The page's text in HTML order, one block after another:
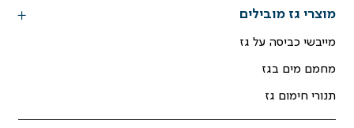
מוצרי גז מובילים
מייבשי כביסה על גז
מחמם מים בגז
תנורי חימום גז